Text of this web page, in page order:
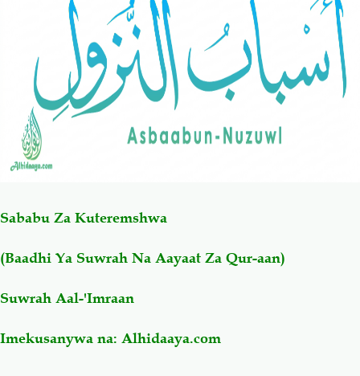
Salaf Wa Ummah Firaq-Makundi
Fiqh-Ibaadah Duaa-Adhkaar
Fataawa Za Ulamaa Kauli Za Salaf
Mapishi
Sababu Za Kuteremshwa
(Baadhi Ya Suwrah Na Aayaat Za Qur-aan)
Suwrah Aal-'Imraan
Imekusanywa na: Alhidaaya.com